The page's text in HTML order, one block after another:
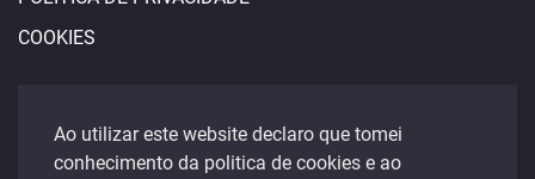
Ao utilizar este website declaro que tomei
conhecimento da politica de cookies e ao
COOKIES
douronacional@gmail.com